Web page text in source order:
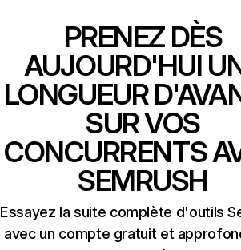
PRENEZ DÈS
AUJOURD'HUI
LONGUEUR
SUR VOS
CONCURRENTS
SEMRUSH
Essayez la suite complète d'outils
avec un compte gratuit et